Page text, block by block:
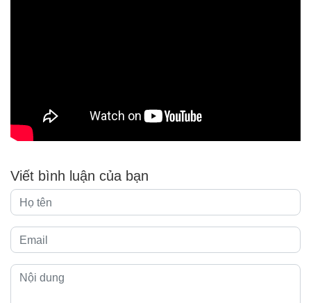
Viết bình luận của bạn